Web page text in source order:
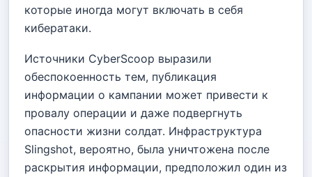
которые иногда могут включать в себя
кибератаки.
Источники CyberScoop выразили
обеспокоенность тем, публикация
информации о кампании может привести к
провалу операции и даже подвергнуть
опасности жизни солдат. Инфраструктура
Slingshot, вероятно, была уничтожена после
раскрытия информации, предположил один из